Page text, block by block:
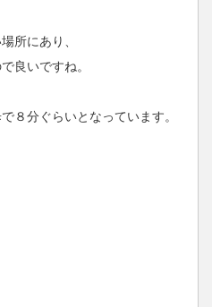
所にあり、
良いですね。
８分ぐらいとなっています。